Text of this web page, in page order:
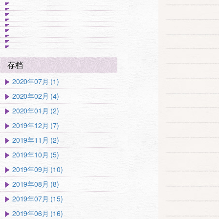
存档
2020年07月 (1)
2020年02月 (4)
2020年01月 (2)
2019年12月 (7)
2019年11月 (2)
2019年10月 (5)
2019年09月 (10)
2019年08月 (8)
2019年07月 (15)
2019年06月 (16)